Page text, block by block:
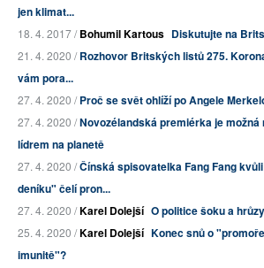
jen klimat...
18. 4. 2017 /Bohumil Kartous Diskutujte na
21. 4. 2020 /Rozhovor Britských listů 275.
vám pora...
27. 4. 2020 /Proč se svět ohlíží po Angele
27. 4. 2020 /Novozélandská premiérka je
lídrem na planetě
27. 4. 2020 /Čínská spisovatelka Fang Fang
deníku" čelí pron...
27. 4. 2020 /Karel Dolejší O politice šoku a hrůzy
25. 4. 2020 /Karel Dolejší Konec snů o
imunitě"?